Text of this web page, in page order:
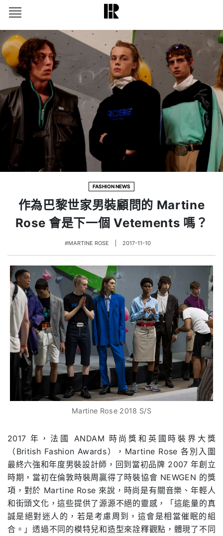
FASHION NEWS
作為巴黎世家男裝顧問的 Martine
Rose 會是下一個 Vetements 嗎？
#MARTINE ROSE 2017-11-10
Martine Rose 2018 S/S
2017 年，法國 ANDAM 時尚獎和英國時裝界大獎
（British Fashion Awards），Martine Rose 各別入圍
最終六強和年度男裝設計師，回到當初品牌 2007 年創立
時期，當初在倫敦時裝周贏得了時裝協會 NEWGEN 的獎
項，對於 Martine Rose 來說，時尚是有關音樂、年輕人
和街頭文化，這些提供了源源不絕的靈感，「這能量的真
誠是絕對迷人的，若是考慮周到，這會是相當催眠的組
合。」透過不同的模特兒和造型來詮釋觀點，體現了不同